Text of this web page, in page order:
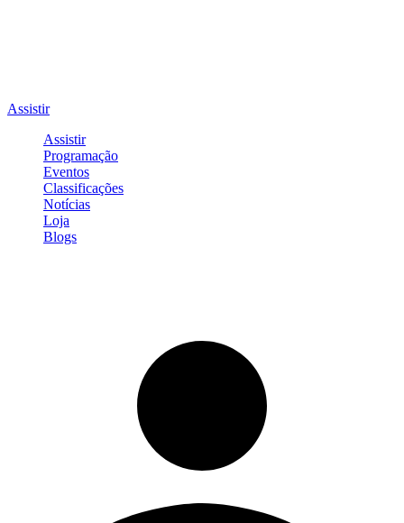
Assistir
Assistir
Programação
Eventos
Classificações
Notícias
Loja
Blogs